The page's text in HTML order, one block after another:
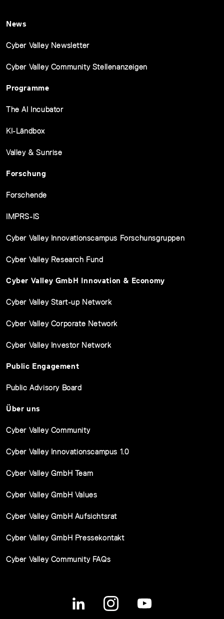
News
Cyber Valley Newsletter
Cyber Valley Community Stellenanzeigen
Programme
The AI Incubator
KI-Ländbox
Valley & Sunrise
Forschung
Forschende
IMPRS-IS
Cyber Valley Innovationscampus Forschunsgruppen
Cyber Valley Research Fund
Cyber Valley GmbH Innovation & Economy
Cyber Valley Start-up Network
Cyber Valley Corporate Network
Cyber Valley Investor Network
Public Engagement
Public Advisory Board
Über uns
Cyber Valley Community
Cyber Valley Innovationscampus 1.0
Cyber Valley GmbH Team
Cyber Valley GmbH Values
Cyber Valley GmbH Aufsichtsrat
Cyber Valley GmbH Pressekontakt
Cyber Valley Community FAQs